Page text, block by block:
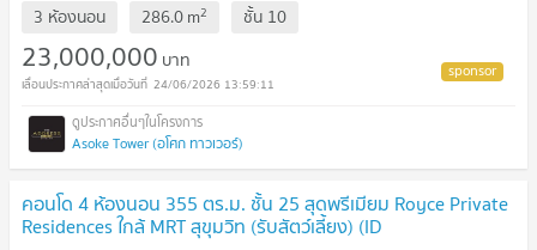
3 ห้องนอน 286.0m2 ชั้น 10
23,000,000 บาท
24/06/2026 13:59:11
Asoke Tower (อโศก ทาวเวอร์)
คอนโด 4 ห้องนอน 355 ตร.ม. ชั้น 25 สุดพรีเมียม Royce Private
Residences ใกล้ MRT สุขุมวิท (รับสัตว์เลี้ยง) (ID